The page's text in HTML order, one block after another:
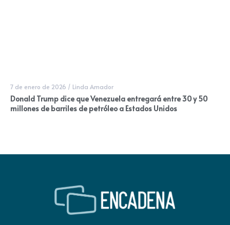
7 de enero de 2026 / Linda Amador
Donald Trump dice que Venezuela entregará entre 30 y 50
millones de barriles de petróleo a Estados Unidos